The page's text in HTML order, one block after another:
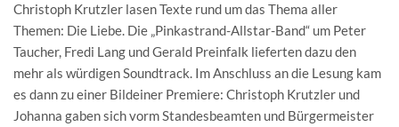
Christoph Krutzler lasen Texte rund um das Thema aller
Themen: Die Liebe. Die „Pinkastrand-Allstar-Band“ um Peter
Taucher, Fredi Lang und Gerald Preinfalk lieferten dazu den
mehr als würdigen Soundtrack. Im Anschluss an die Lesung kam
es dann zu einer Bildeiner Premiere: Christoph Krutzler und
Johanna gaben sich vorm Standesbeamten und Bürgermeister